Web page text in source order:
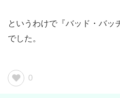
というわけで『バッド・バッ
でした。
0